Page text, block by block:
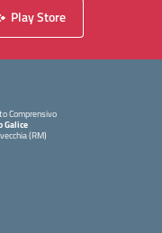
Play Store
Comprensivo
Galice
(RM)